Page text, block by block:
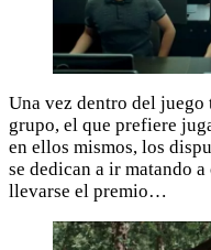
Una vez dentro del juego
grupo, el que prefiere
en ellos mismos, los
se dedican a ir matando
llevarse el premio…